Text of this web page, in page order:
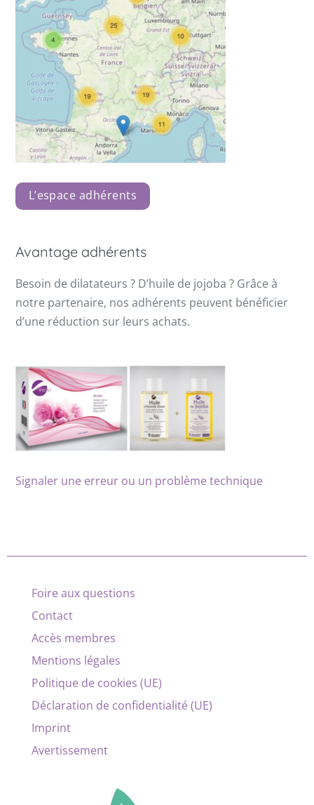
L’espace adhérents
Avantage adhérents
Besoin de dilatateurs ? D’huile de jojoba ? Grâce à
notre partenaire, nos adhérents peuvent bénéficier
d’une réduction sur leurs achats.
Signaler une erreur ou un problème technique
Foire aux questions
Contact
Accès membres
Mentions légales
Politique de cookies (UE)
Déclaration de confidentialité (UE)
Imprint
Avertissement